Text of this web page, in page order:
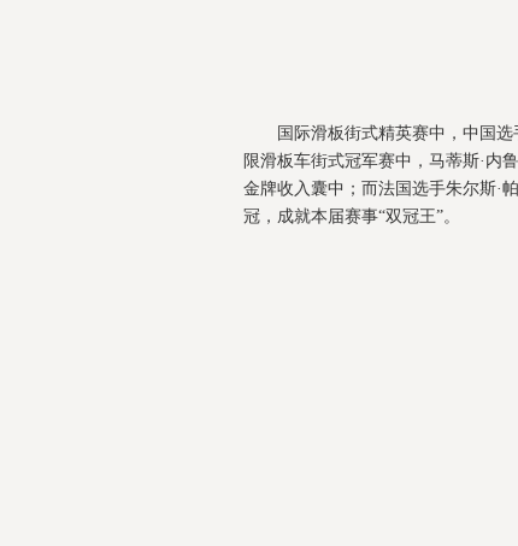
国际滑板街式精英赛中，中国
限滑板车街式冠军赛中，马蒂斯·内
金牌收入囊中；而法国选手朱尔斯·
冠，成就本届赛事“双冠王”。